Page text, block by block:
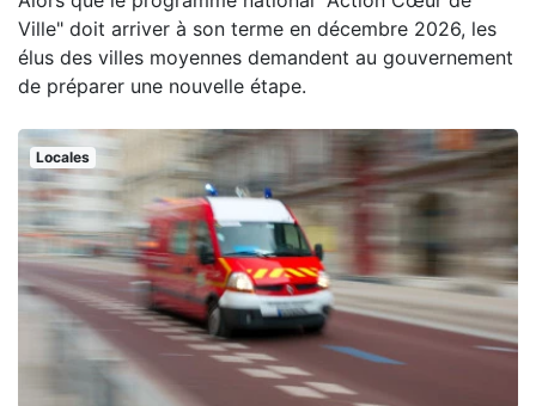
Ville" doit arriver à son terme en décembre 2026, les
élus des villes moyennes demandent au gouvernement
de préparer une nouvelle étape.
Locales